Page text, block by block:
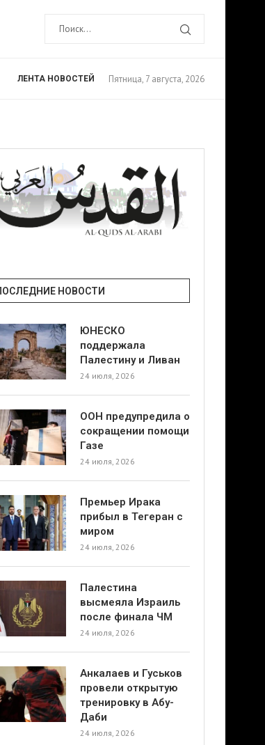
ЛЕНТА НОВОСТЕЙ Пятница, 7 августа, 2026
НОВОСТИ
ЮНЕСКО
поддержала
Палестину и Ливан
24 июля, 2026
ООН предупредила о
сокращении помощи
Газе
24 июля, 2026
Премьер Ирака
прибыл в Тегеран с
миром
24 июля, 2026
Палестина
высмеяла Израиль
после финала ЧМ
24 июля, 2026
Анкалаев и Гуськов
провели открытую
тренировку в Абу-
Даби
24 июля, 2026